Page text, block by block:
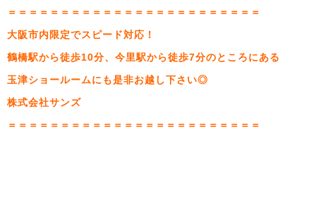
＝＝＝＝＝＝＝＝＝＝＝＝＝＝＝＝＝＝＝＝＝＝＝＝
大阪市内限定でスピード対応！
鶴橋駅から徒歩10分、今里駅から徒歩7分のところにある
玉津ショールームにも是非お越し下さい◎
株式会社サンズ
＝＝＝＝＝＝＝＝＝＝＝＝＝＝＝＝＝＝＝＝＝＝＝＝